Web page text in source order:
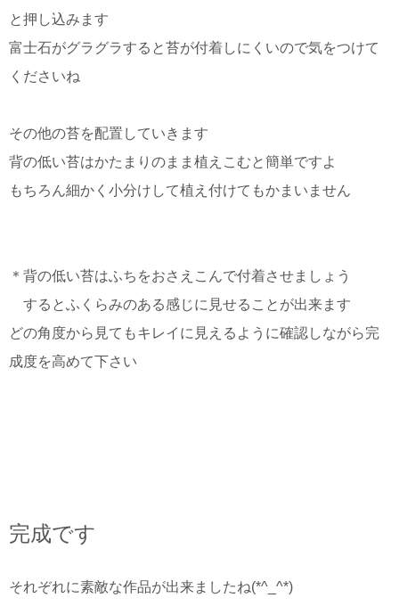
と押し込みます
富士石がグラグラすると苔が付着しにくいので気をつけて
くださいね
その他の苔を配置していきます
背の低い苔はかたまりのまま植えこむと簡単ですよ
もちろん細かく小分けして植え付けてもかまいません
＊背の低い苔はふちをおさえこんで付着させましょう
するとふくらみのある感じに見せることが出来ます
どの角度から見てもキレイに見えるように確認しながら完
成度を高めて下さい
完成です
それぞれに素敵な作品が出来ましたね(*^_^*)